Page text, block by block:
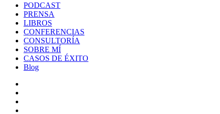
PODCAST
PRENSA
LIBROS
CONFERENCIAS
CONSULTORÍA
SOBRE MÍ
CASOS DE ÉXITO
Blog